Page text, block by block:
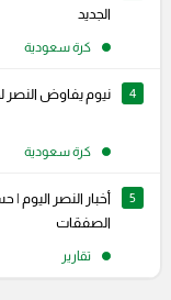
الجديد
كرة سعودية
4 نيوم يفاوض النصر
كرة سعودية
5
أخبار النصر
الصفقات
تقارير